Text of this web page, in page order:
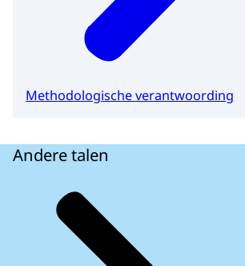
Methodologische verantwoording
Andere talen